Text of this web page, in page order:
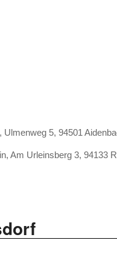
5, 94501
Am Urleinsberg 3, 94133